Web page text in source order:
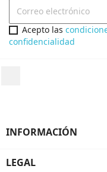
Acepto las
confidencialidad
INFORMACIÓN
LEGAL